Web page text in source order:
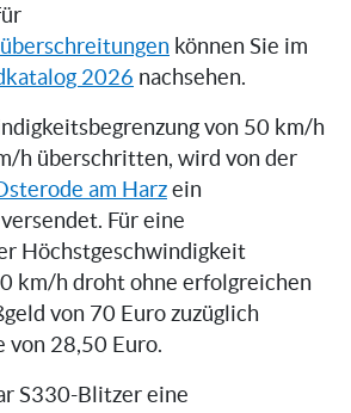
können Sie im
2026 nachsehen.
von 50 km/h
h überschritten, wird von der
am Harz ein
Für eine
Höchstgeschwindigkeit
km/h droht ohne erfolgreichen
von 70 Euro zuzüglich
von 28,50 Euro.
S330-Blitzer eine